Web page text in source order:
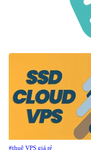
#thuê VPS giá rẻ